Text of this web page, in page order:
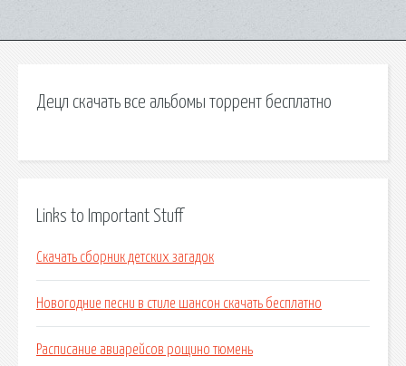
Децл скачать все альбомы торрент бесплатно
Links to Important Stuff
Скачать сборник детских загадок
Новогодние песни в стиле шансон скачать бесплатно
Расписание авиарейсов рощино тюмень